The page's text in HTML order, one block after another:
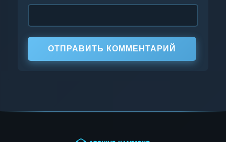
ОТПРАВИТЬ КОММЕНТАРИЙ